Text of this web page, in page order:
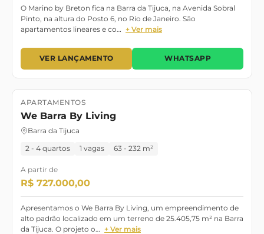
O Marino by Breton fica na Barra da Tijuca, na Avenida Sobral
Pinto, na altura do Posto 6, no Rio de Janeiro. São
apartamentos lineares e co… + Ver mais
VER LANÇAMENTO WHATSAPP
Lançamento
APARTAMENTOS
We Barra By Living
Barra da Tijuca
2 - 4 quartos 1 vagas 63 - 232 m²
A partir de
R$ 727.000,00
Apresentamos o We Barra By Living, um empreendimento de
alto padrão localizado em um terreno de 25.405,75 m² na Barra
da Tijuca. O projeto o… + Ver mais